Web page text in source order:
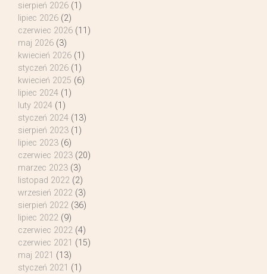
sierpień 2026 (1)
lipiec 2026 (2)
czerwiec 2026 (11)
maj 2026 (3)
kwiecień 2026 (1)
styczeń 2026 (1)
kwiecień 2025 (6)
lipiec 2024 (1)
luty 2024 (1)
styczeń 2024 (13)
sierpień 2023 (1)
lipiec 2023 (6)
czerwiec 2023 (20)
marzec 2023 (3)
listopad 2022 (2)
wrzesień 2022 (3)
sierpień 2022 (36)
lipiec 2022 (9)
czerwiec 2022 (4)
czerwiec 2021 (15)
maj 2021 (13)
styczeń 2021 (1)